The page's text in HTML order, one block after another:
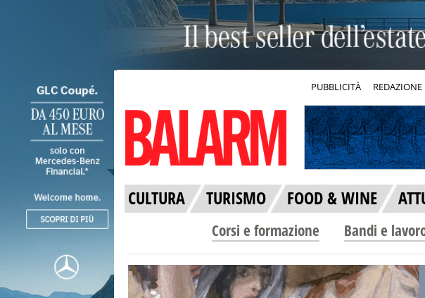
PUBBLICITÀ REDAZIONE
CULTURA TURISMO FOOD & WINE
Corsi e formazione Bandi e